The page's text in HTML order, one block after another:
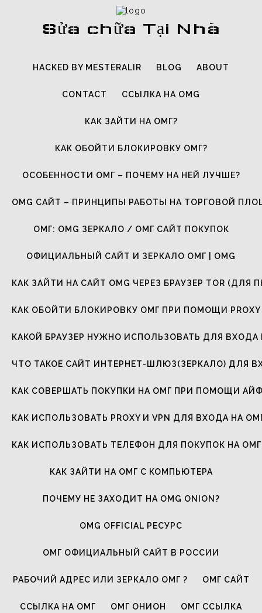
Sửa chữa Tại Nhà
HACKED BY MESTERALIR BLOG ABOUT
CONTACT ССЫЛКА НА OMG
КАК ЗАЙТИ НА ОМГ?
КАК ОБОЙТИ БЛОКИРОВКУ ОМГ?
ОСОБЕННОСТИ ОМГ – ПОЧЕМУ НА НЕЙ ЛУЧШЕ?
OMG САЙТ – ПРИНЦИПЫ РАБОТЫ НА ТОРГОВОЙ
ОМГ: OMG ЗЕРКАЛО / ОМГ САЙТ ПОКУПОК
ОФИЦИАЛЬНЫЙ САЙТ И ЗЕРКАЛО ОМГ | OMG
КАК ЗАЙТИ НА САЙТ OMG ЧЕРЕЗ БРАУЗЕР TOR (ДЛЯ
КАК ОБОЙТИ БЛОКИРОВКУ ОМГ ПРИ ПОМОЩИ PROXY
КАКОЙ БРАУЗЕР НУЖНО ИСПОЛЬЗОВАТЬ ДЛЯ ВХОДА
ЧТО ТАКОЕ САЙТ ИНТЕРНЕТ-ШЛЮЗ(ЗЕРКАЛО) ДЛЯ
КАК СОВЕРШАТЬ ПОКУПКИ НА ОМГ ПРИ ПОМОЩИ
КАК ИСПОЛЬЗОВАТЬ PROXY И VPN ДЛЯ ВХОДА НА
КАК ИСПОЛЬЗОВАТЬ ТЕЛЕФОН ДЛЯ ПОКУПОК НА ОМГ
КАК ЗАЙТИ НА ОМГ С КОМПЬЮТЕРА
ПОЧЕМУ НЕ ЗАХОДИТ НА OMG ONION?
OMG OFFICIAL РЕСУРС
ОМГ ОФИЦИАЛЬНЫЙ САЙТ В РОССИИ
РАБОЧИЙ АДРЕС ИЛИ ЗЕРКАЛО ОМГ ? ОМГ САЙТ
ССЫЛКА НА ОМГ ОМГ ОНИОН ОМГ ССЫЛКА